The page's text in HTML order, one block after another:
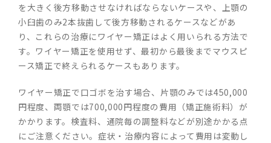
を大きく後方移動させなければならないケースや、上顎の
小臼歯のみ2本抜歯して後方移動されるケースなどがあ
り、これらの治療にワイヤー矯正はよく用いられる方法で
す。ワイヤー矯正を使用せず、最初から最後までマウスピ
ース矯正で終えられるケースもあります。
ワイヤー矯正で口ゴボを治す場合、片顎のみでは450,000
円程度、両顎では700,000円程度の費用（矯正施術料）が
かかります。検査料、通院毎の調整料などが別途かかる点
にご注意ください。症状・治療内容によって費用は変動し